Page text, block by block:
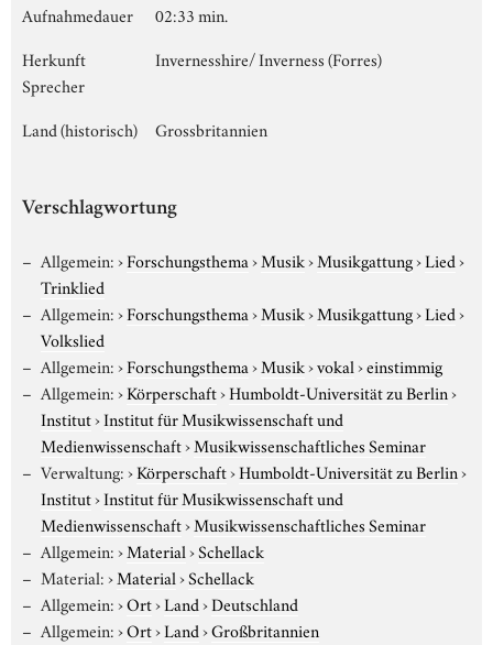
Aufnahmedauer
02:33 min.
Herkunft
Sprecher
Invernesshire/ Inverness (Forres)
Land (historisch) Grossbritannien
Verschlagwortung
Allgemein:›Forschungsthema›Musik›Musikgattung›Lied›
Trinklied
Allgemein:›Forschungsthema›Musik›Musikgattung›Lied›
Volkslied
Allgemein:›Forschungsthema›Musik›vokal›einstimmig
Allgemein:›Körperschaft›Humboldt-Universität zu Berlin›
Institut›Institut für Musikwissenschaft und
Medienwissenschaft›Musikwissenschaftliches Seminar
Verwaltung:›Körperschaft›Humboldt-Universität zu Berlin›
Institut›Institut für Musikwissenschaft und
Medienwissenschaft›Musikwissenschaftliches Seminar
Allgemein:›Material›Schellack
Material:›Material›Schellack
Allgemein:›Ort›Land›Deutschland
Allgemein:›Ort›Land›Großbritannien